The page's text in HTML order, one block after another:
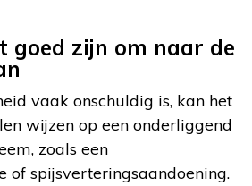
goed zijn om naar de
vaak onschuldig is, kan het
wijzen op een onderliggend
zoals een
of spijsverteringsaandoening.